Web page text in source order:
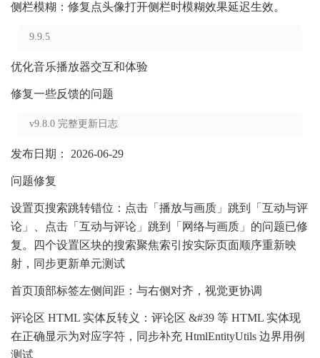
侧栏模糊：修复点头像打开侧栏时模糊效果延迟生效。
9.9.5
优化音乐播放器交互和体验
修复一些反馈的问题
v9.8.0 完整更新日志
发布日期： 2026-06-29
问题修复
设置页搜索跳转错位：点击「播放与画质」跳到「互动与评
论」、点击「互动与评论」跳到「网络与画质」的问题已修
复。四个设置区块的搜索聚焦索引按实际页面顺序重新映
射，同步更新单元测试
首页顶部标签左侧间距：与右侧对齐，视觉更协调
评论区 HTML 实体反转义：评论区 &#39 等 HTML 实体现
在正确显示为对应字符，同步补充 HtmlEntityUtils 边界用例
测试